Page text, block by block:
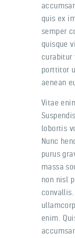
quis ex
semper
quisque
curabitur
porttitor
aenean
Vitae
lobortis
Nunc
purus
massa
non nisl
enim.